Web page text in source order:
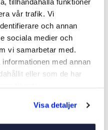
vår trafik. Vi
och annan
sociala medier och
vi samarbetar med.
med annan
eller som de har
Visa detaljer
GRABBRÄCKE TEAK
Från 169 kr